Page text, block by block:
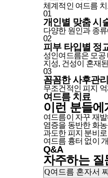
체계적인 여드름
01
개인별 맞춤 시
다양한 원인과 종
02
피부 타입별 정
성인여드름은 모공
지성, 건성이 혼재
03
꼼꼼한 사후관리
무조건적인 피지
여드름 치료
이런 분들에
여드름이 자꾸 재
염증을 동반한 화
과도한 피지 분비
여드름 흉터 없이
Q&A
자주하는 질
Q여드름 혼자서